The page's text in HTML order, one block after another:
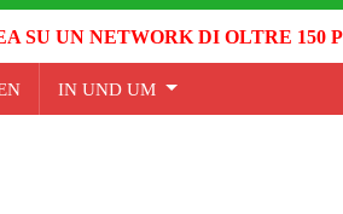
SU UN NETWORK DI OLTRE 150
IN UND UM